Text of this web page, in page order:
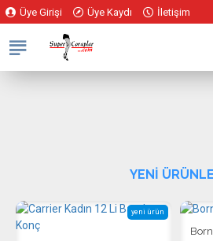
Üye Girişi Üye Kaydı İletişim
YENI
yeni ürün